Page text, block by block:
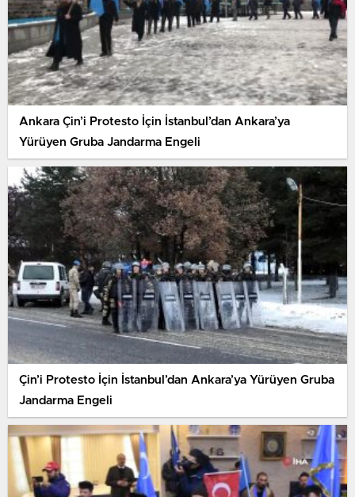
Ankara Çin’i Protesto İçin İstanbul’dan Ankara’ya
Yürüyen Gruba Jandarma Engeli
Çin’i Protesto İçin İstanbul’dan Ankara’ya Yürüyen Gruba
Jandarma Engeli